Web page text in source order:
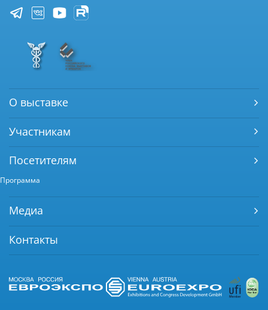
О выставке
Участникам
Посетителям
Программа
Медиа
Контакты